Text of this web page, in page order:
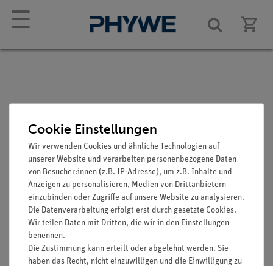
☰
Mauergecko
Artikel-Nr.: SOM-ZOS-1204
Funktion und Verwendung
Cookie Einstellungen
Wir verwenden Cookies und ähnliche Technologien auf
unserer Website und verarbeiten personenbezogene Daten
von Besucher:innen (z.B. IP-Adresse), um z.B. Inhalte und
Anzeigen zu personalisieren, Medien von Drittanbietern
einzubinden oder Zugriffe auf unsere Website zu analysieren.
Die Datenverarbeitung erfolgt erst durch gesetzte Cookies.
Wir teilen Daten mit Dritten, die wir in den Einstellungen
benennen.
Die Zustimmung kann erteilt oder abgelehnt werden. Sie
haben das Recht, nicht einzuwilligen und die Einwilligung zu